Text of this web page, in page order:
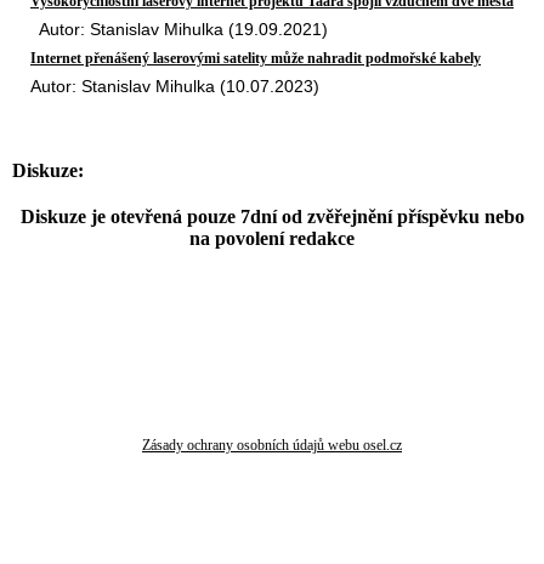
Autor: Stanislav Mihulka (19.09.2021)
Internet přenášený laserovými satelity může nahradit podmořské kabely
Autor: Stanislav Mihulka (10.07.2023)
Diskuze:
Diskuze je otevřená pouze 7dní od zvěřejnění příspěvku nebo
na povolení redakce
Zásady ochrany osobních údajů webu osel.cz